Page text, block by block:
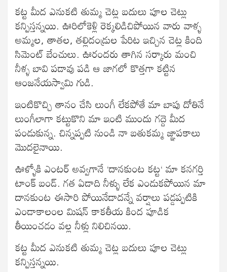
కట్ట మీద ఎనుకటి తుమ్మ చెట్ల బదులు పూల చెట్లు
కన్పిస్తన్నయి. ఊరిలోకెళ్లి రెక్కలిడిచిపోయిన వారు వాళ్ళ
అమ్మల, తాతల, తల్లిదండ్రుల పేరిట ఇచ్చిన చెట్ల కింది
సిమెంట్ బేంచులు. ఊరందరు తాగిన సర్కారు మంచి
నీళ్ళ బావి పడావు పడి ఆ జాగలో కొత్తగా కట్టిన
ఆంజనేయస్వామి గుడి.
ఇంటికొచ్చి తానం చేసి లుంగీ లేకపోతే మా బాపు దోతినే
లుంగీలాగా కట్టుకొని మా ఇంటి ముందు గద్దె మీద
పండుకున్న. చిన్నప్పటి నుండి నా బతుకమ్మ జ్ఞాపకాలు
మొదలైనాయి.
ఊళ్ళోకి ఎంటర్ అవ్వగానే ‘దానకుంట కట్ట‘ మా కనగర్తి
టాంక్ బండ్. గత ఏడాది నీళ్ళు లేక ఎండుకపోయిన మా
దానకుంట ఈసారి పోయినేడాదన్నే వర్షాలు పడ్డప్పటికి
ఎండాకాలంల మిషన్ కాకతీయ కింద పూడిక
తీయించడం వల్ల నీళ్లు నిలిచినయి.
కట్ట మీద ఎనుకటి తుమ్మ చెట్ల బదులు పూల చెట్లు
కన్పిస్తన్నయి.